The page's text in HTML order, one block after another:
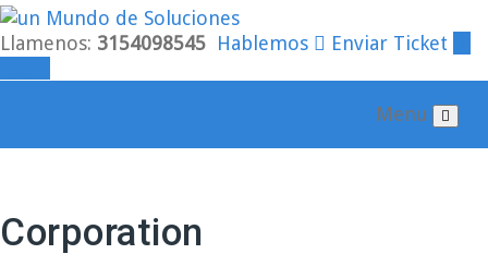
Llamenos: 3154098545 Hablemos
Enviar Ticket
Menu
Corporation